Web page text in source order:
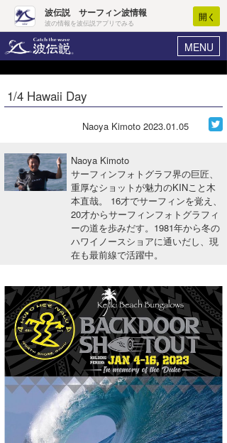
波伝説 サーフィン波情報
波の情報を波伝説アプリでみる
開く
MENU
ヘルプ マイホーム
ログイン
波情報･概況
WAVE HUNTER波予想ツール
会員メニュー
今月のプレゼント
1/4 Hawaii Day
Naoya Kimoto 2023.01.05
Naoya Kimoto
サーフィンフォトグラフ界の巨匠、
重厚なショットが魅力のKINこと木
本直哉。 16才でサーフィンを覚え、
20才からサーフィンフォトグラフィ
ーの道を歩みだす。1981年から冬の
ハワイノースショアに通いだし、現
在も最前線で活躍中。
Core Surf Japan
ファッション/グッズ
アート＆エンタメ
ショップ情報
湘南
千葉北
伊豆
千葉南
ウラナミ
お知らせ
その他
ルール＆How to
VOTE!